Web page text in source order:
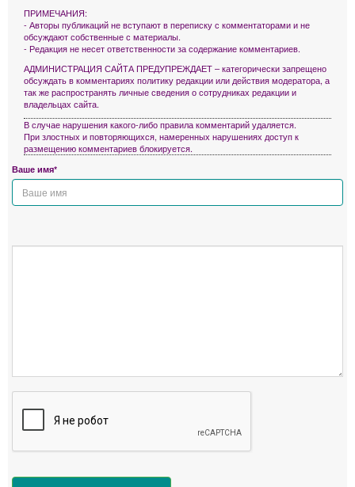
ПРИМЕЧАНИЯ:
- Авторы публикаций не вступают в переписку с комментаторами и не
обсуждают собственные с материалы.
- Редакция не несет ответственности за содержание комментариев.
АДМИНИСТРАЦИЯ САЙТА ПРЕДУПРЕЖДАЕТ – категорически запрещено
обсуждать в комментариях политику редакции или действия модератора, а
так же распространять личные сведения о сотрудниках редакции и
владельцах сайта.
В случае нарушения какого-либо правила комментарий удаляется.
При злостных и повторяющихся, намеренных нарушениях доступ к
размещению комментариев блокируется.
Ваше имя*